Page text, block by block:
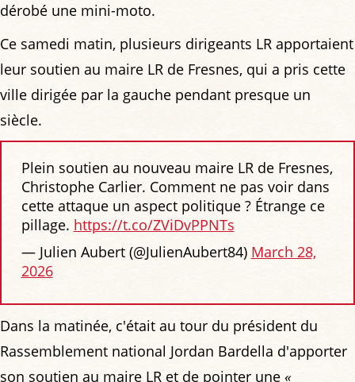
dérobé une mini-moto.
Ce samedi matin, plusieurs dirigeants LR apportaient
leur soutien au maire LR de Fresnes, qui a pris cette
ville dirigée par la gauche pendant presque un
siècle.
Plein soutien au nouveau maire LR de Fresnes,
Christophe Carlier. Comment ne pas voir dans
cette attaque un aspect politique ? Étrange ce
pillage. https://t.co/ZViDvPPNTs
— Julien Aubert (@JulienAubert84) March 28,
2026
Dans la matinée, c'était au tour du président du
Rassemblement national Jordan Bardella d'apporter
son soutien au maire LR et de pointer une «